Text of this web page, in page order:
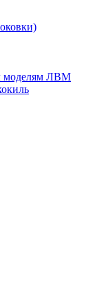
моделям ЛВМ